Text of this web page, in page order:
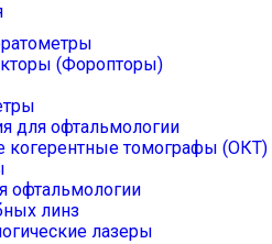
(Форопторы)
для офтальмологии
когерентные томографы (ОКТ)
офтальмологии
линз
лазеры